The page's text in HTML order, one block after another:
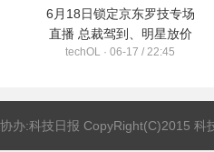
6月18日锁定京东罗技专场
直播 总裁驾到、明星放价
techOL · 06-17 / 22:45
协办:科技日报 CopyRight(C)2015